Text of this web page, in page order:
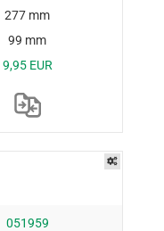
277 mm
99 mm
9,95 EUR
051959